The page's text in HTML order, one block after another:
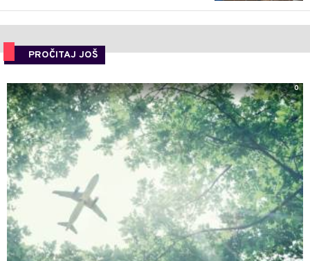
PROČITAJ JOŠ
0